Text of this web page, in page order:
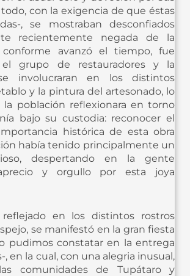
todo, con la exigencia de que éstas
, se mostraban desconfiados
recientemente negada de la
conforme avanzó el tiempo, fue
grupo de restauradores y la
involucraran en los distintos
y la pintura del artesonado, lo
población reflexionara en torno
bajo su custodia: reconocer el
histórica de esta obra
había tenido principalmente un
despertando en la gente
y orgullo por esta joya
en los distintos rostros
se manifestó en la gran fiesta
pudimos constatar en la entrega
, en la cual, con una alegria inusual,
comunidades de Tupátaro y